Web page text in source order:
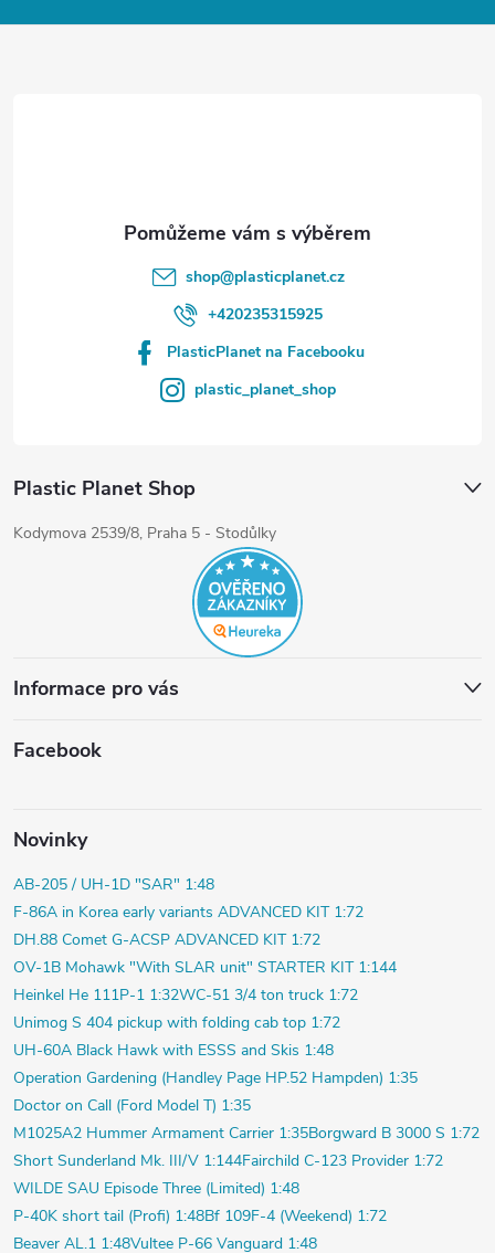
a
shop@plasticplanet.cz
+420235315925
PlasticPlanet na Facebooku
plastic_planet_shop
Plastic Planet Shop
Kodymova 2539/8, Praha 5 - Stodůlky
Informace pro vás
Facebook
Novinky
AB-205 / UH-1D "SAR" 1:48
F-86A in Korea early variants ADVANCED KIT 1:72
DH.88 Comet G-ACSP ADVANCED KIT 1:72
OV-1B Mohawk "With SLAR unit" STARTER KIT 1:144
Heinkel He 111P-1 1:32WC-51 3/4 ton truck 1:72
Unimog S 404 pickup with folding cab top 1:72
UH-60A Black Hawk with ESSS and Skis 1:48
Operation Gardening (Handley Page HP.52 Hampden) 1:35
Doctor on Call (Ford Model T) 1:35
M1025A2 Hummer Armament Carrier 1:35Borgward B 3000 S 1:72
Short Sunderland Mk. III/V 1:144Fairchild C-123 Provider 1:72
WILDE SAU Episode Three (Limited) 1:48
P-40K short tail (Profi) 1:48Bf 109F-4 (Weekend) 1:72
Beaver AL.1 1:48Vultee P-66 Vanguard 1:48